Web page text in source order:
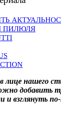
ПИЛЮЛЯ
лице нашего
добавить
и взглянуть